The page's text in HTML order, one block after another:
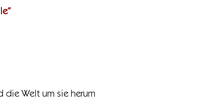
die Welt um sie herum